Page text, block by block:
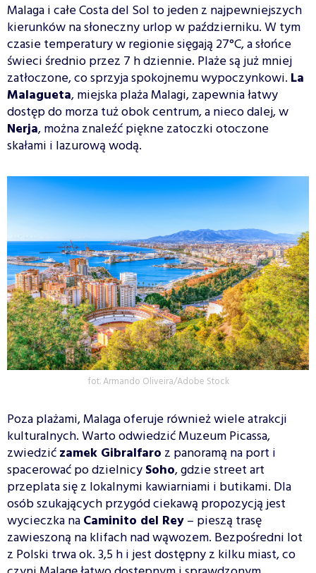
Malaga i całe Costa del Sol to jeden z najpewniejszych
kierunków na słoneczny urlop w październiku. W tym
czasie temperatury w regionie sięgają 27°C, a słońce
świeci średnio przez 7 h dziennie. Plaże są już mniej
zatłoczone, co sprzyja spokojnemu wypoczynkowi. La
Malagueta, miejska plaża Malagi, zapewnia łatwy
dostęp do morza tuż obok centrum, a nieco dalej, w
Nerja, można znaleźć piękne zatoczki otoczone
skałami i lazurową wodą.
fot. Armando Oliveira/Adobe Stock
Poza plażami, Malaga oferuje również wiele atrakcji
kulturalnych. Warto odwiedzić Muzeum Picassa,
zwiedzićzamek Gibralfaro z panoramą na port i
spacerować po dzielnicySoho, gdzie street art
przeplata się z lokalnymi kawiarniami i butikami. Dla
osób szukających przygód ciekawą propozycją jest
wycieczka naCaminito del Rey– pieszą trasę
zawieszoną na klifach nad wąwozem. Bezpośredni lot
z Polski trwa ok. 3,5 h i jest dostępny z kilku miast, co